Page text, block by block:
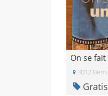
3012 Bern
Gratis